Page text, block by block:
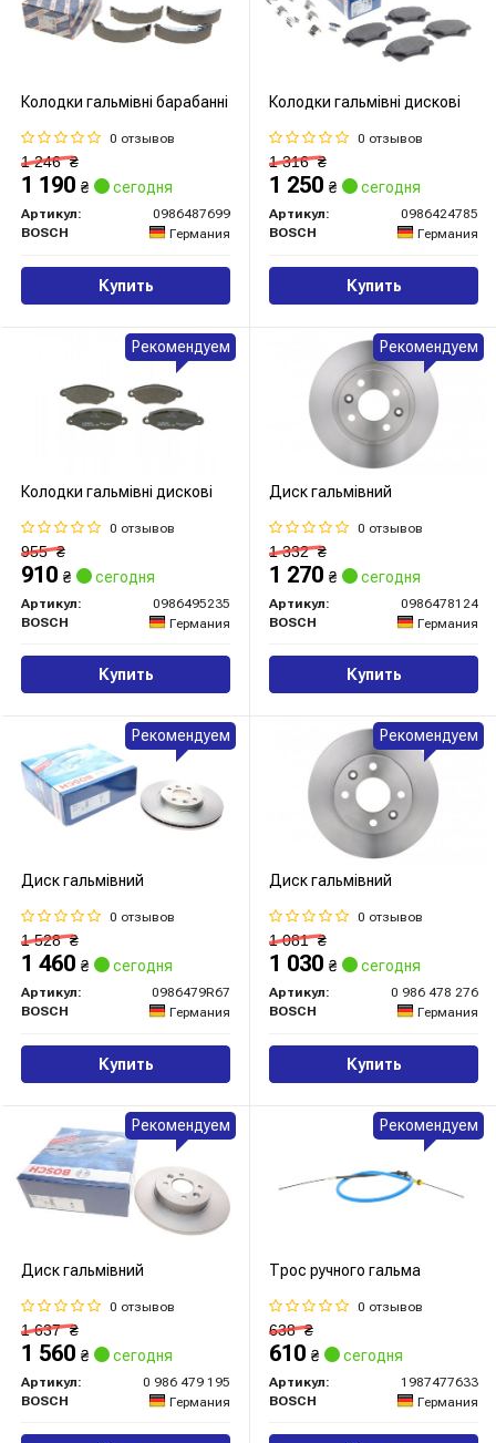
Колодки гальмівні барабанні
0 отзывов
1 246₴
1 190 ₴ сегодня
Артикул:
0986487699
BOSCH
Германия
Купить
Колодки гальмівні дискові
0 отзывов
1 316₴
1 250 ₴ сегодня
Артикул:
0986424785
BOSCH
Германия
Купить
Колодки гальмівні дискові
0 отзывов
955₴
910 ₴ сегодня
Артикул:
0986495235
BOSCH
Германия
Купить
Рекомендуем
Диск гальмівний
0 отзывов
1 332₴
1 270 ₴ сегодня
Артикул:
0986478124
BOSCH
Германия
Купить
Рекомендуем
Диск гальмівний
0 отзывов
1 528₴
1 460 ₴ сегодня
Артикул:
0986479R67
BOSCH
Германия
Купить
Рекомендуем
Диск гальмівний
0 отзывов
1 081₴
1 030 ₴ сегодня
Артикул:
0 986 478 276
BOSCH
Германия
Купить
Рекомендуем
Диск гальмівний
0 отзывов
1 637₴
1 560 ₴ сегодня
Артикул:
0 986 479 195
BOSCH
Германия
Рекомендуем
Трос ручного гальма
0 отзывов
638₴
610 ₴ сегодня
Артикул:
1987477633
BOSCH
Германия
Рекомендуем